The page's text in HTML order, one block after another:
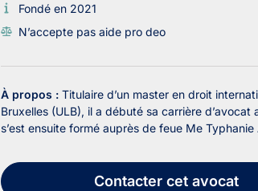
Fondé en 2021
N’accepte pas aide pro deo
À propos : Titulaire d’un master en droit
Bruxelles (ULB), il a débuté sa carrière
s’est ensuite formé auprès de feue Me
Contacter cet avocat